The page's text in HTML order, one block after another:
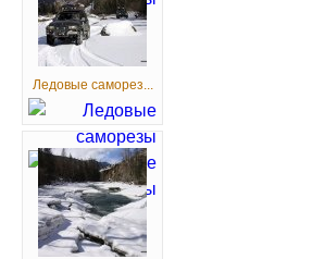
Ледовые саморез...